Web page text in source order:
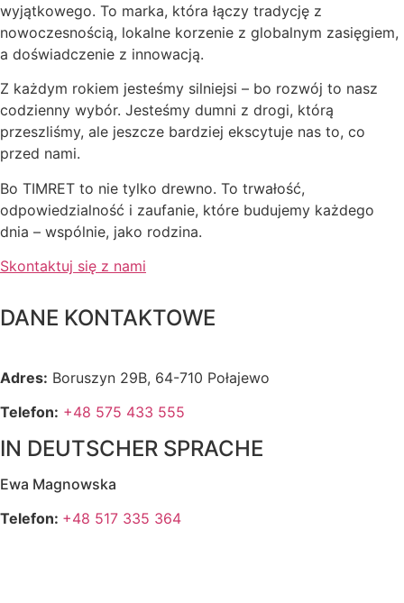
wyjątkowego. To marka, która łączy tradycję z
nowoczesnością, lokalne korzenie z globalnym zasięgiem,
a doświadczenie z innowacją.
Z każdym rokiem jesteśmy silniejsi – bo rozwój to nasz
codzienny wybór. Jesteśmy dumni z drogi, którą
przeszliśmy, ale jeszcze bardziej ekscytuje nas to, co
przed nami.
Bo TIMRET to nie tylko drewno. To trwałość,
odpowiedzialność i zaufanie, które budujemy każdego
dnia – wspólnie, jako rodzina.
Skontaktuj się z nami
DANE KONTAKTOWE
Adres: Boruszyn 29B, 64-710 Połajewo
Telefon: +48 575 433 555
IN DEUTSCHER SPRACHE
Ewa Magnowska
Telefon: +48 517 335 364